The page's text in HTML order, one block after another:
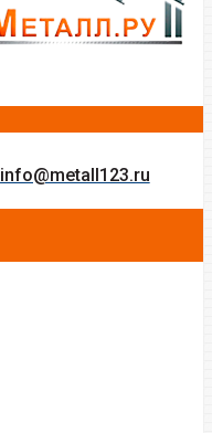
info@metall123.ru